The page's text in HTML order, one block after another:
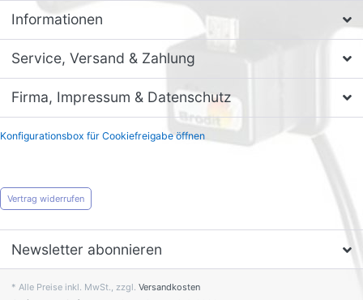
Informationen
Service, Versand & Zahlung
Firma, Impressum & Datenschutz
Konfigurationsbox für Cookiefreigabe öffnen
Vertrag widerrufen
Newsletter abonnieren
* Alle Preise inkl. MwSt., zzgl. Versandkosten